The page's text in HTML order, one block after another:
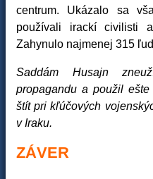
centrum. Ukázalo sa
používali irackí civilisti
Zahynulo najmenej 315
Saddám Husajn
propagandu a použil
štít pri kľúčových
v Iraku.
ZÁVER